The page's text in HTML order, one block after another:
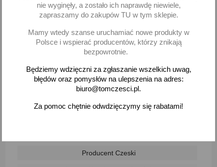
Dostępne metody płatności
Czas na zwrot to 30 dni. Zwrot na koszt klienta.
(Nr produktu: 00257/19)
Producent Czeski
nie wyginęły, a zostało ich naprawdę niewiele,
zapraszamy do zakupów TU w tym sklepie.
Mamy wtedy szanse uruchamiać nowe produkty w
Polsce i wspierać producentów, którzy znikają
bezpowrotnie.
Będziemy wdzięczni za zgłaszanie wszelkich uwag,
błędów oraz pomysłów na ulepszenia na adres:
biuro@tomczesci.pl.
Za pomoc chętnie odwdzięczymy się rabatami!